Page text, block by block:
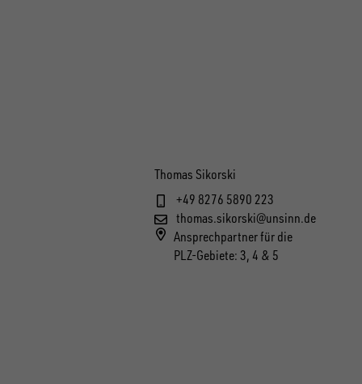
Thomas Sikorski
+49 8276 5890 223
thomas.sikorski@unsinn.de
Ansprechpartner für die
PLZ-Gebiete: 3, 4 & 5